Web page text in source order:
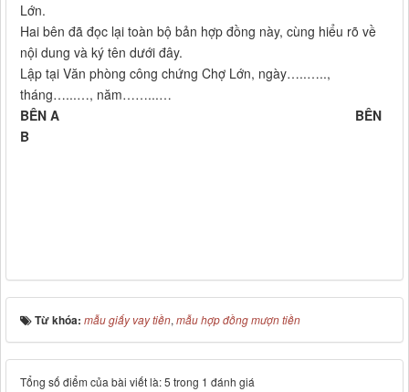
Lớn.
Hai bên đã đọc lại toàn bộ bản hợp đồng này, cùng hiểu rõ về
nội dung và ký tên dưới đây.
Lập tại Văn phòng công chứng Chợ Lớn, ngày…..…..,
tháng…...…, năm……...…
BÊN A
BÊN
B
Từ khóa: mẫu giấy vay tiền, mẫu hợp đồng mượn tiền
Tổng số điểm của bài viết là: 5 trong 1 đánh giá